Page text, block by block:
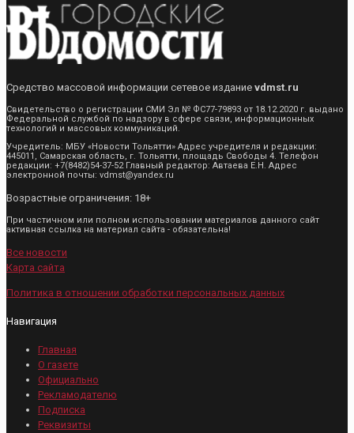
Средство массовой информации сетевое издание vdmst.ru
Свидетельство о регистрации СМИ Эл № ФС77-79893 от 18.12.2020 г. выдано
Федеральной службой по надзору в сфере связи, информационных
технологий и массовых коммуникаций.
Учредитель: МБУ «Новости Тольятти» Адрес учредителя и редакции:
445011, Самарская область, г. Тольятти, площадь Свободы 4. Телефон
редакции: +7(8482)54-37-52 Главный редактор: Автаева Е.Н. Адрес
электронной почты: vdmst@yandex.ru
Возрастные ограничения: 18+
При частичном или полном использовании материалов данного сайт
активная ссылка на материал сайта - обязательна!
Все новости
Карта сайта
Политика в отношении обработки персональных данных
Навигация
Главная
О газете
Официально
Рекламодателю
Подписка
Реквизиты